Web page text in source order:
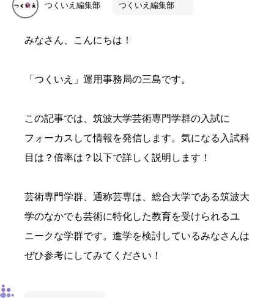
つくいえ編集部 つくいえ編集部
みなさん、こんにちは！
「つくいえ」運用事務局の三島です。
この記事では、筑波大学芸術専門学群の入試に
フォーカスして情報を発信します。気になる入試科
目は？倍率は？以下で詳しく説明します！
芸術専門学群、通称芸専は、総合大学である筑波大
学のなかでも芸術に特化した教育を受けられるユ
ニークな学群です。進学を検討しているみなさんは
ぜひ参考にしてみてください！